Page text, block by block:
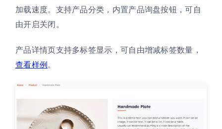
加载速度。支持产品分类，内置产品询盘按钮，可自
由开启关闭。
产品详情页支持多标签显示，可自由增减标签数量，
查看样例。